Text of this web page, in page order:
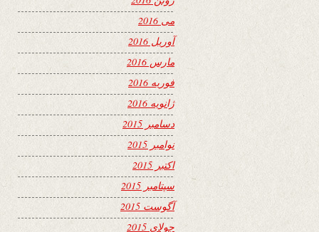
می 2016
آوریل 2016
مارس 2016
فوریه 2016
ژانویه 2016
دسامبر 2015
نوامبر 2015
اکتبر 2015
سپتامبر 2015
آگوست 2015
جولای 2015